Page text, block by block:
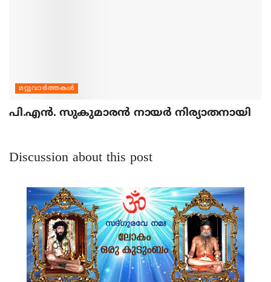
മറ്റുവാര്‍ത്തകള്‍
പി.എന്‍. സുകുമാരന്‍ നായര്‍ നിര്യാതനായി
Discussion about this post